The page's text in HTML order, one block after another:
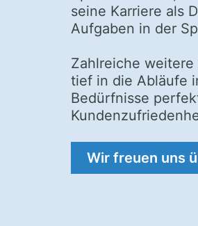
seine Karriere als
Aufgaben in der
Zahlreiche
tief in die Abläufe
Bedürfnisse
Wir freuen uns